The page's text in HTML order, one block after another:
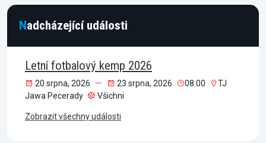
Nadcházející události
Letní fotbalový kemp 2026
20 srpna, 2026 23 srpna, 2026 08:00
TJ
Jawa Pecerady
Všichni
Zobrazit všechny události